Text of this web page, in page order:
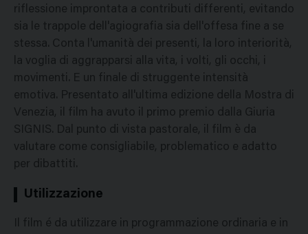
riflessione improntata a contributi differenti, evitando
sia le trappole dell'agiografia sia dell'offesa fine a se
stessa. Conta l'umanità dei presenti, la loro interiorità,
la voglia di aggrapparsi alla vita, i volti, gli occhi, i
movimenti. E un finale di struggente intensità
emotiva. Presentato all'ultima edizione della Mostra di
Venezia, il film ha avuto il primo premio dalla Giuria
SIGNIS. Dal punto di vista pastorale, il film è da
valutare come consigliabile, problematico e adatto
per dibattiti.
Utilizzazione
Il film é da utilizzare in programmazione ordinaria e in